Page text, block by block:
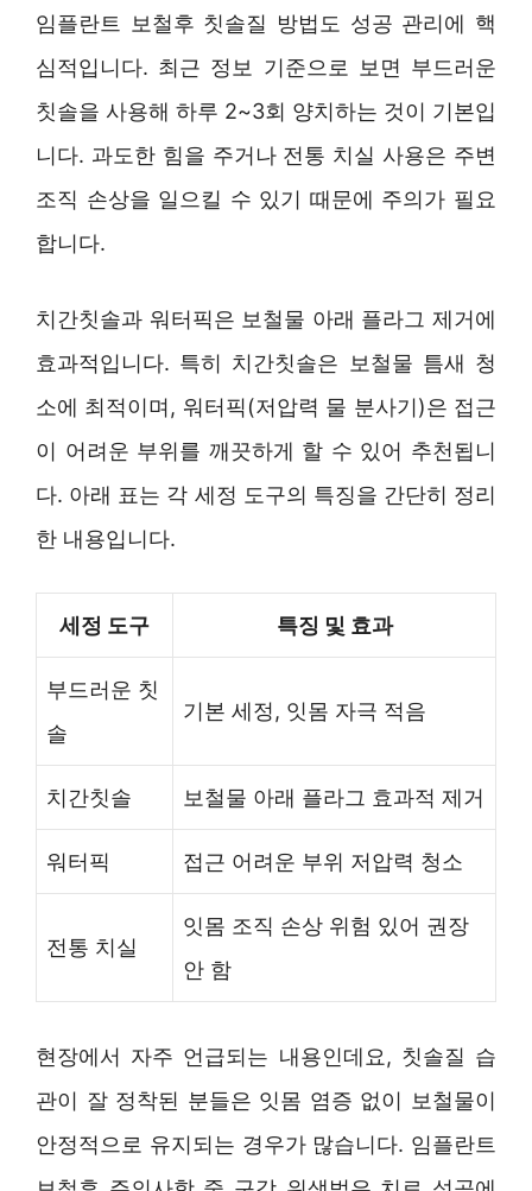
임플란트 보철후 칫솔질 방법도 성공 관리에 핵
심적입니다. 최근 정보 기준으로 보면 부드러운
칫솔을 사용해 하루 2~3회 양치하는 것이 기본입
니다. 과도한 힘을 주거나 전통 치실 사용은 주변
조직 손상을 일으킬 수 있기 때문에 주의가 필요
합니다.
치간칫솔과 워터픽은 보철물 아래 플라그 제거에
효과적입니다. 특히 치간칫솔은 보철물 틈새 청
소에 최적이며, 워터픽(저압력 물 분사기)은 접근
이 어려운 부위를 깨끗하게 할 수 있어 추천됩니
다. 아래 표는 각 세정 도구의 특징을 간단히 정리
한 내용입니다.
세정 도구 특징 및 효과
부드러운 칫
솔
기본 세정, 잇몸 자극 적음
치간칫솔 보철물 아래 플라그 효과적 제거
워터픽 접근 어려운 부위 저압력 청소
전통 치실
잇몸 조직 손상 위험 있어 권장
안 함
현장에서 자주 언급되는 내용인데요, 칫솔질 습
관이 잘 정착된 분들은 잇몸 염증 없이 보철물이
안정적으로 유지되는 경우가 많습니다. 임플란트